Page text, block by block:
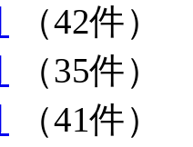
（42件）
（35件）
（41件）